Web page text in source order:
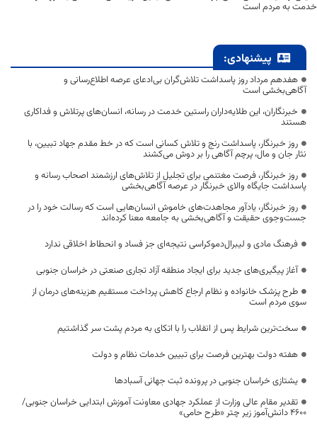
خدمت به مردم است
پیشنهادی:
هفدهم مرداد روز پاسداشت تلاش‌گران بی‌ادعای عرصه اطلاع‌رسانی و
آگاهی‌بخشی است
خبرنگاران، این طلایه‌داران راستین خدمت در رسانه، انسان‌های پرتلاش و فداکاری
هستند
روز خبرنگار، پاسداشت رنج و تلاش کسانی است که در خط مقدم جهاد تبیین، با
نثار جان و مال، پرچم آگاهی را بر دوش می‌کشند
روز خبرنگار، فرصت مغتنمی برای تجلیل از تلاش‌های ارزشمند اصحاب رسانه و
پاسداشت جایگاه والای خبرنگار در عرصه آگاهی‌بخشی
روز خبرنگار، یادآور مجاهدت‌های خاموش انسان‌هایی است که رسالت خود را در
جست‌وجوی حقیقت و آگاهی‌بخشی به جامعه معنا کرده‌اند
فرهنگ مادی و لیبرال‌دموکراسی نتیجه‌ای جز فساد و انحطاط اخلاقی ندارد
آغاز پیگیری‌های جدید برای ایجاد منطقه آزاد تجاری صنعتی در خراسان جنوبی
طرح پزشک خانواده و نظام ارجاع کاهش پرداخت مستقیم هزینه‌های درمان از
سوی مردم است
سخت‌ترین شرایط پس از انقلاب را با اتکای به مردم پشت سر گذاشتیم
هفته دولت بهترین فرصت برای تبیین خدمات نظام و دولت
یشتازی خراسان جنوبی در پرونده ثبت جهانی آسبادها
تقدیر مقام عالی وزارت از عملکرد جهادی معاونت آموزش ابتدایی خراسان جنوبی/
۴۶۰۰ دانش‌آموز زیر چتر «طرح حامی»